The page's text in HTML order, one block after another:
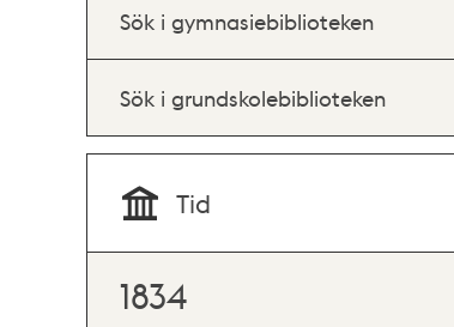
Sök i gymnasiebiblioteken
Sök i grundskolebiblioteken
Tid
1834